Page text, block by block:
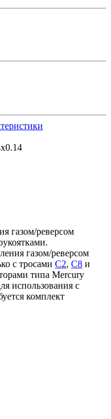
газом/реверсом
газом/реверсом
с тросами C2, C8 и
типа Mercury
использования с
комплект